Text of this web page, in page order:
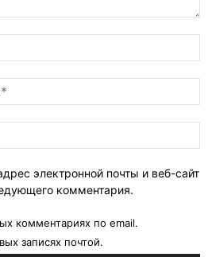
электронной почты и веб-сайт
комментария.
комментариях по email.
записях почтой.